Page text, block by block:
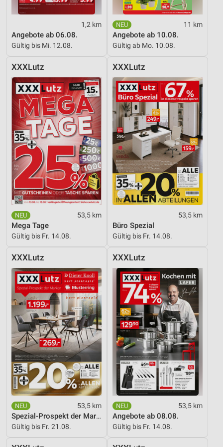
1,2 km
Angebote ab 06.08.
Gültig bis Mi. 12.08.
11 km
Angebote ab 10.08.
Gültig ab Mo. 10.08.
XXXLutz
53,5 km
Mega Tage
Gültig bis Fr. 14.08.
XXXLutz
53,5 km
Büro Spezial
Gültig bis Fr. 14.08.
XXXLutz
53,5 km
Spezial-Prospekt der Marken
Gültig bis Fr. 21.08.
XXXLutz
53,5 km
Angebote ab 08.08.
Gültig bis Fr. 14.08.
Analyse von Zielgruppen durch Statistiken oder
Kombinationen von Daten aus verschiedenen
Quellen
Verwendung reduzierter Daten zur Auswahl von
Inhalten
IAB-Besonderheiten:
Verwendung genauer Standortdaten
Geräte anhand von aktiv angeforderten
Informationen identifizieren
Nicht-IAB-Verarbeitungszwecke:
Notwendig
Performance
Funktional
Werbung